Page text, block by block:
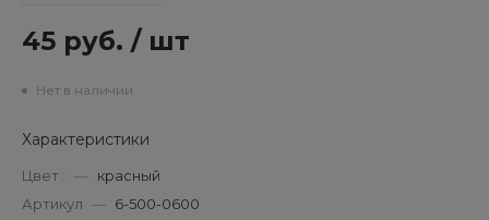
45 руб. / шт
Нет в наличии
Характеристики
Цвет : — красный
Артикул — 6-500-0600